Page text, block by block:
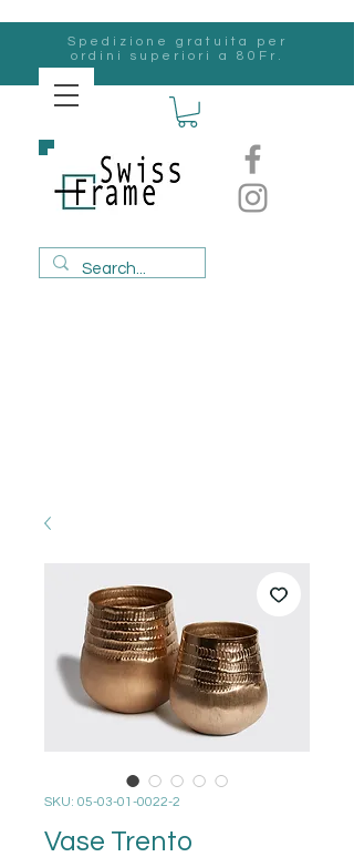
Spedizione gratuita per
ordini superiori a 80Fr.
svizzero
Frame
SKU: 05-03-01-0022-2
Vase Trento